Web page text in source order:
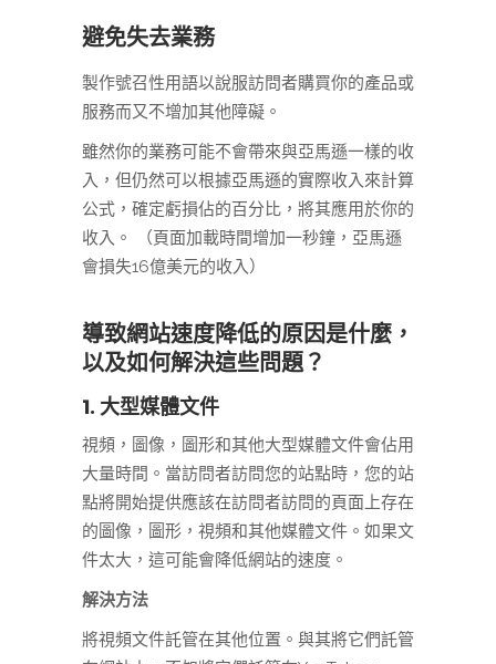
避免失去業務
製作號召性用語以說服訪問者購買你的產品或
服務而又不增加其他障礙。
雖然你的業務可能不會帶來與亞馬遜一樣的收
入，但仍然可以根據亞馬遜的實際收入來計算
公式，確定虧損佔的百分比，將其應用於你的
收入。 （頁面加載時間增加一秒鐘，亞馬遜
會損失16億美元的收入）
導致網站速度降低的原因是什麼，
以及如何解決這些問題？
1. 大型媒體文件
視頻，圖像，圖形和其他大型媒體文件會佔用
大量時間。當訪問者訪問您的站點時，您的站
點將開始提供應該在訪問者訪問的頁面上存在
的圖像，圖形，視頻和其他媒體文件。如果文
件太大，這可能會降低網站的速度。
解決方法
將視頻文件託管在其他位置。與其將它們託管